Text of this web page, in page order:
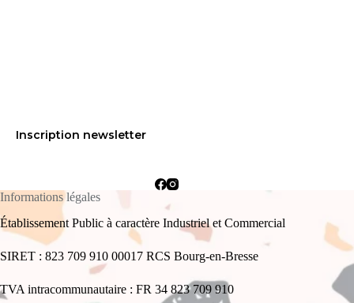
Inscription newsletter
Informations légales
Établissement Public à caractère Industriel et Commercial
SIRET : 823 709 910 00017 RCS Bourg-en-Bresse
TVA intracommunautaire : FR 34 823 709 910